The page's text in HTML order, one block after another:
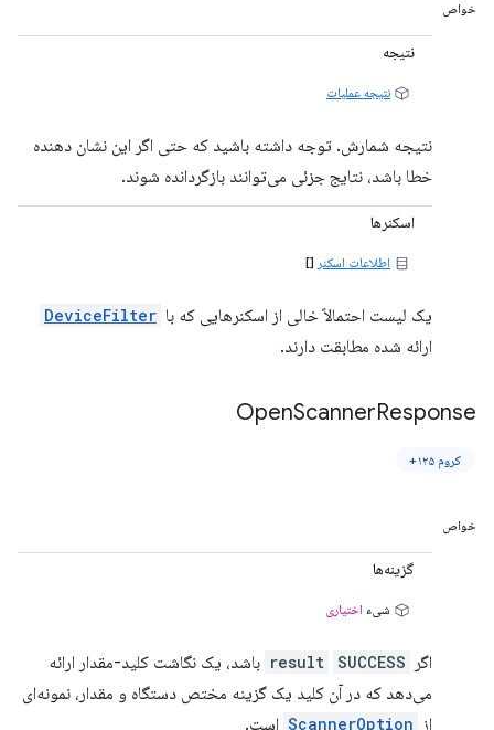
خواص
نتیجه
نتیجه عملیات
نتیجه شمارش. توجه داشته باشید که حتی اگر این نشان دهنده
خطا باشد، نتایج جزئی می‌توانند بازگردانده شوند.
اسکنرها
اطلاعات اسکنر []
یک لیست احتمالاً خالی از اسکنرهایی که با DeviceFilter
ارائه شده مطابقت دارند.
OpenScannerResponse
کروم ۱۲۵+
خواص
گزینه‌ها
شیء اختیاری
اگر result SUCCESS
باشد، یک نگاشت کلید-مقدار ارائه
می‌دهد که در آن کلید یک گزینه مختص دستگاه و مقدار، نمونه‌ای
از ScannerOption است.